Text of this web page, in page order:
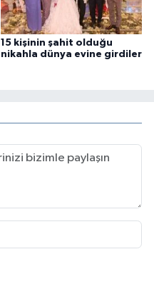
15 kişinin şahit olduğu
nikahla dünya evine girdiler